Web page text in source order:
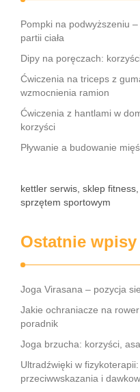
Pompki na podwyższeniu
partii ciała
Dipy na poręczach:
Ćwiczenia na triceps z
wzmocnienia ramion
Ćwiczenia z hantlami w
korzyści
Pływanie a budowanie
kettler serwis, sklep
sprzętem sportowym
Ostatnie wpisy
Joga Virasana – pozycja
Jakie ochraniacze na
poradnik
Joga brzucha: korzyści,
Ultradźwięki w
przeciwwskazania i